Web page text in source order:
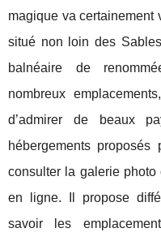
magique va certainement
situé non loin des
balnéaire de
nombreux
d’admirer de beaux
hébergements
consulter la galerie
en ligne. Il propose
savoir les